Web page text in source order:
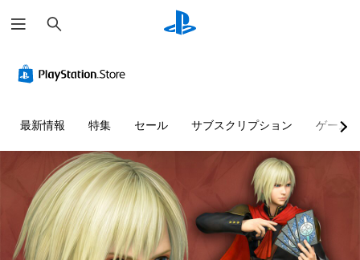
索
最新情報 特集 セール サブスクリプション ゲーム